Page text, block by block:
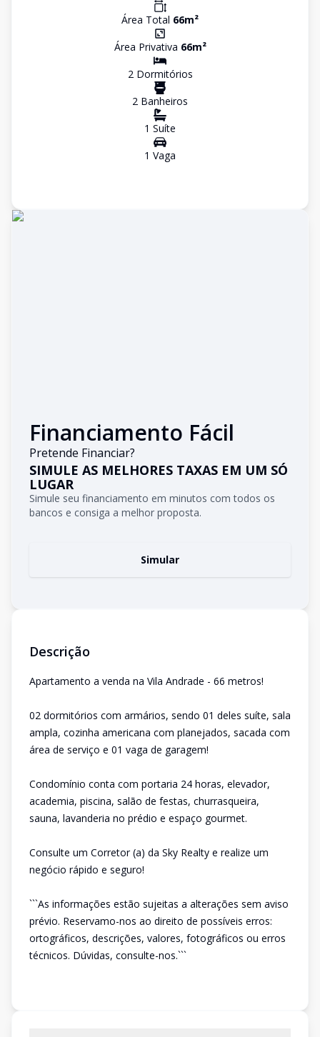
Área Total 66m²
Área Privativa 66m²
2Dormitórios
2 Banheiros
1 Suíte
1 Vaga
Financiamento Fácil
Pretende Financiar?
SIMULE AS MELHORES TAXAS EM UM SÓ
LUGAR
Simule seu financiamento em minutos com todos os
bancos e consiga a melhor proposta.
Simular
Descrição
Apartamento a venda na Vila Andrade - 66 metros!
02 dormitórios com armários, sendo 01 deles suíte, sala
ampla, cozinha americana com planejados, sacada com
área de serviço e 01 vaga de garagem!
Condomínio conta com portaria 24 horas, elevador,
academia, piscina, salão de festas, churrasqueira,
sauna, lavanderia no prédio e espaço gourmet.
Consulte um Corretor (a) da Sky Realty e realize um
negócio rápido e seguro!
```As informações estão sujeitas a alterações sem aviso
prévio. Reservamo-nos ao direito de possíveis erros:
ortográficos, descrições, valores, fotográficos ou erros
técnicos. Dúvidas, consulte-nos.```